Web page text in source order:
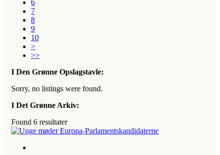
6
7
8
9
10
>
>>
I Den Grønne Opslagstavle:
Sorry, no listings were found.
I Det Grønne Arkiv:
Found 6 resultater